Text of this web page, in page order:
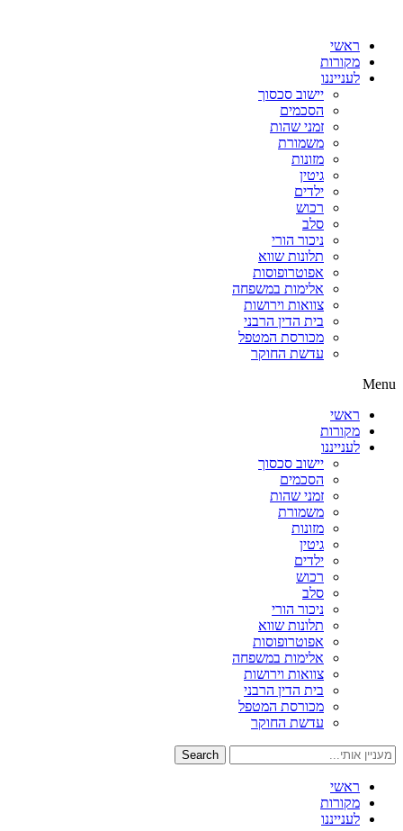
ראשי
מקורות
לענייננו
יישוב סכסוך
הסכמים
זמני שהות
משמורת
מזונות
גיטין
ילדים
רכוש
סלב
ניכור הורי
תלונות שווא
אפוטרופוסות
אלימות במשפחה
צוואות וירושות
בית הדין הרבני
מכורסת המטפל
עדשת החוקר
Menu
ראשי
מקורות
לענייננו
יישוב סכסוך
הסכמים
זמני שהות
משמורת
מזונות
גיטין
ילדים
רכוש
סלב
ניכור הורי
תלונות שווא
אפוטרופוסות
אלימות במשפחה
צוואות וירושות
בית הדין הרבני
מכורסת המטפל
עדשת החוקר
Search
ראשי
מקורות
לענייננו